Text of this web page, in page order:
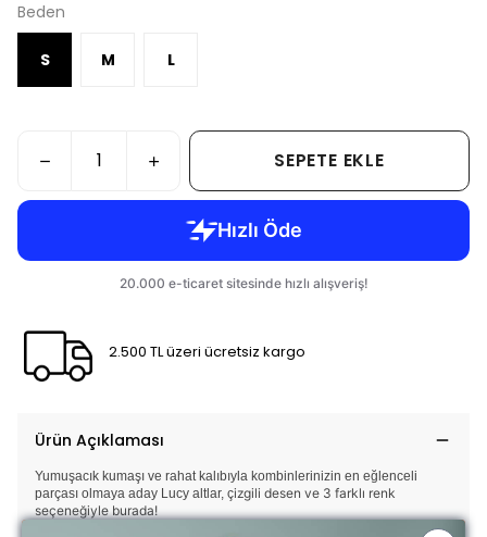
Beden
S M L
SEPETE EKLE
2.500 TL üzeri ücretsiz kargo
Ürün Açıklaması
Yumuşacık kumaşı ve rahat kalıbıyla kombinlerinizin en eğlenceli
parçası olmaya aday Lucy altlar, çizgili desen ve 3 farklı renk
seçeneğiyle burada!